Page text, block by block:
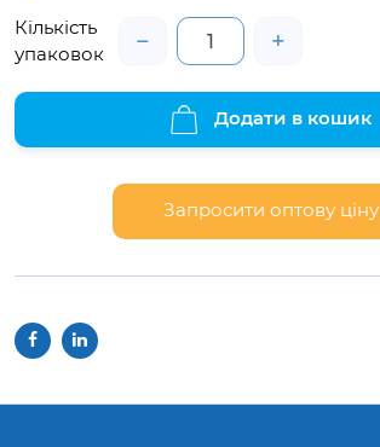
Кількість
упаковок
− +
Додати в кошик
Запросити оптову ціну